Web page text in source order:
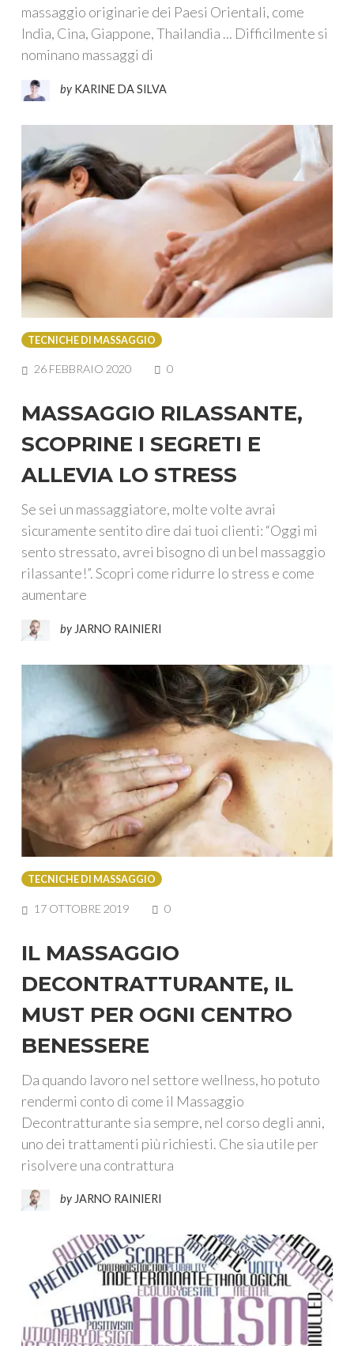
massaggio originarie dei Paesi Orientali, come
India, Cina, Giappone, Thailandia ... Difficilmente si
nominano massaggi di
by KARINE DA SILVA
TECNICHE DI MASSAGGIO
26 FEBBRAIO 2020 0COMMENTS
MASSAGGIO RILASSANTE,
SCOPRINE I SEGRETI E
ALLEVIA LO STRESS
Se sei un massaggiatore, molte volte avrai
sicuramente sentito dire dai tuoi clienti: “Oggi mi
sento stressato, avrei bisogno di un bel massaggio
rilassante!”. Scopri come ridurre lo stress e come
aumentare
by JARNO RAINIERI
TECNICHE DI MASSAGGIO
17 OTTOBRE 2019 0COMMENTS
IL MASSAGGIO
DECONTRATTURANTE, IL
MUST PER OGNI CENTRO
BENESSERE
Da quando lavoro nel settore wellness, ho potuto
rendermi conto di come il Massaggio
Decontratturante sia sempre, nel corso degli anni,
uno dei trattamenti più richiesti. Che sia utile per
risolvere una contrattura
byJARNO RAINIERI